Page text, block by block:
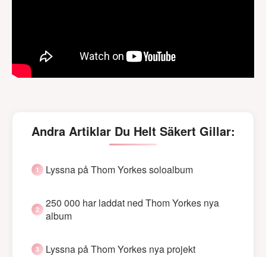
Andra Artiklar Du Helt Säkert Gillar:
Lyssna på Thom Yorkes soloalbum
250 000 har laddat ned Thom Yorkes nya
album
Lyssna på Thom Yorkes nya projekt